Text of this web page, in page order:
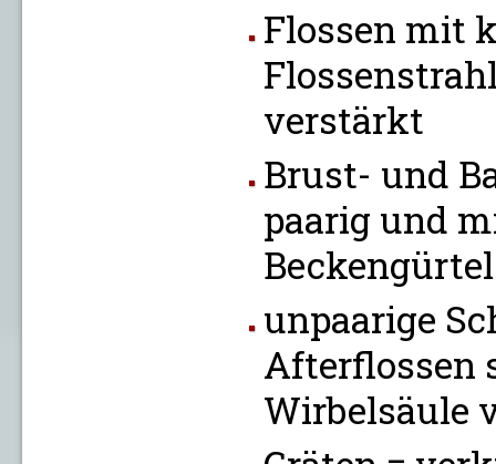
Flossen mit
verstärkt
Brust- und
paarig und
unpaarige
Afterflossen
Wirbelsäule